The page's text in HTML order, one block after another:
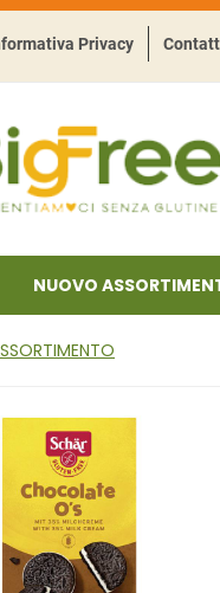
Privacy
NUOVO